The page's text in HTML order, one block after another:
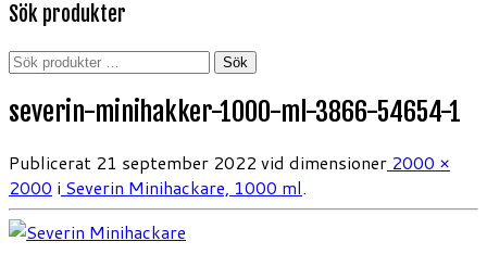
Sök produkter
Sök
Sök
severin-minihakker-1000-ml-3866-54654-1
Publicerat 21 september 2022 vid dimensioner 2000 ×
2000 i Severin Minihackare, 1000 ml.